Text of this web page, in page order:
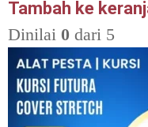
Tambah ke
Dinilai 0 dari 5